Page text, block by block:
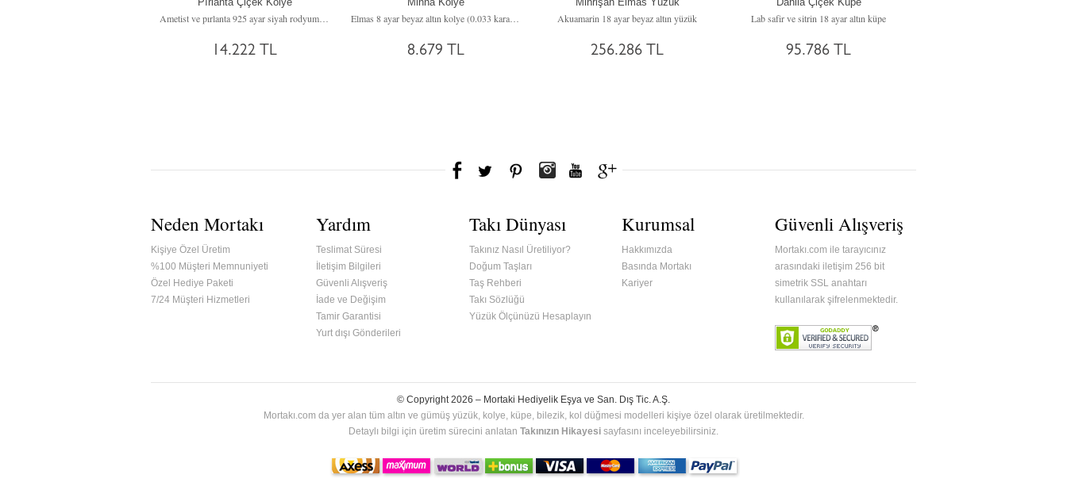
14.222 TL 8.679 TL
Akuamarin 18 ayar beyaz altın yüzük
256.286 TL
Lab safir ve sitrin 18 ayar altın küpe
95.786 TL
Neden Mortakı
Kişiye Özel Üretim
%100 Müşteri Memnuniyeti
Özel Hediye Paketi
7/24 Müşteri Hizmetleri
Yardım
Teslimat Süresi
İletişim Bilgileri
Güvenli Alışveriş
İade ve Değişim
Tamir Garantisi
Yurt dışı Gönderileri
Takı Dünyası
Takınız Nasıl Üretiliyor?
Doğum Taşları
Taş Rehberi
Takı Sözlüğü
Yüzük Ölçünüzü Hesaplayın
Kurumsal
Hakkımızda
Basında Mortakı
Kariyer
Güvenli Alışveriş
Mortakı.com ile tarayıcınız
arasındaki iletişim 256 bit
simetrik SSL anahtarı
kullanılarak şifrelenmektedir.
© Copyright 2026 – Mortaki Hediyelik Eşya ve San. Dış Tic. A.Ş.
Mortakı.com da yer alan tüm altın ve gümüş yüzük, kolye, küpe, bilezik, kol düğmesi modelleri kişiye özel olarak üretilmektedir.
Detaylı bilgi için üretim sürecini anlatan Takınızın Hikayesi sayfasını inceleyebilirsiniz.